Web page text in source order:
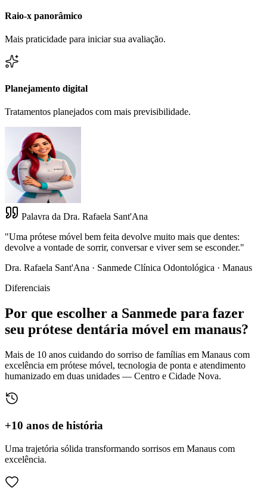
Raio-x panorâmico
Mais praticidade para iniciar sua avaliação.
Planejamento digital
Tratamentos planejados com mais previsibilidade.
Palavra da Dra. Rafaela Sant'Ana
"Uma prótese móvel bem feita devolve muito mais que dentes:
devolve a vontade de sorrir, conversar e viver sem se esconder."
Dra. Rafaela Sant'Ana · Sanmede Clínica Odontológica · Manaus
Diferenciais
Por que escolher a Sanmede para fazer
seu prótese dentária móvel em manaus?
Mais de 10 anos cuidando do sorriso de famílias em Manaus com
excelência em prótese móvel, tecnologia de ponta e atendimento
humanizado em duas unidades — Centro e Cidade Nova.
+10 anos de história
Uma trajetória sólida transformando sorrisos em Manaus com
excelência.